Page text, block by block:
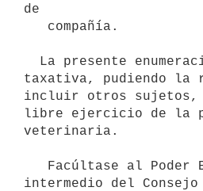
de
taxativa, pudiendo la
incluir otros sujetos,
libre ejercicio de la
veterinaria.
intermedio del